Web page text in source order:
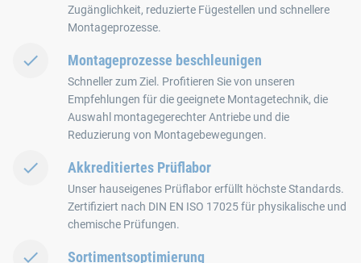
Zugänglichkeit, reduzierte Fügestellen und schnellere
Montageprozesse.
Montageprozesse beschleunigen
Schneller zum Ziel. Profitieren Sie von unseren
Empfehlungen für die geeignete Montagetechnik, die
Auswahl montagegerechter Antriebe und die
Reduzierung von Montagebewegungen.
Akkreditiertes Prüflabor
Unser hauseigenes Prüflabor erfüllt höchste Standards.
Zertifiziert nach DIN EN ISO 17025 für physikalische und
chemische Prüfungen.
Sortimentsoptimierung